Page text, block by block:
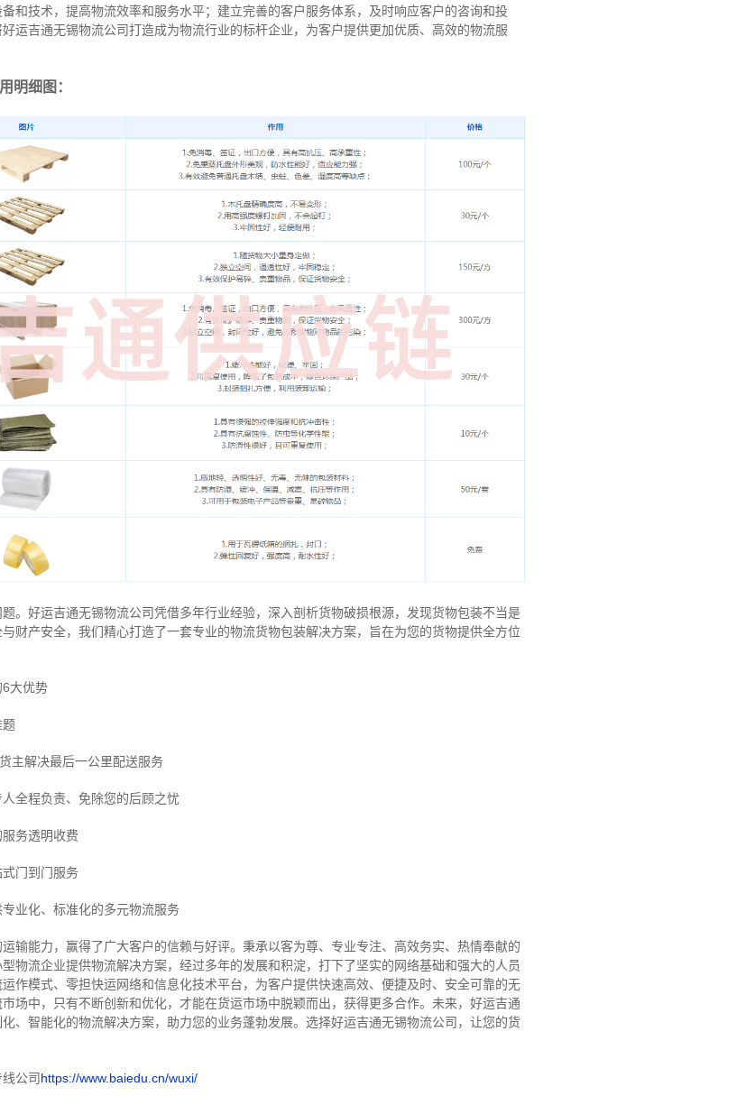
和技术，提高物流效率和服务水平；建立完善的客户服务体系，及时响应客户的咨询和投
运吉通无锡物流公司打造成为物流行业的标杆企业，为客户提供更加优质、高效的物流服
明细图：
。好运吉通无锡物流公司凭借多年行业经验，深入剖析货物破损根源，发现货物包装不当是
财产安全，我们精心打造了一套专业的物流货物包装解决方案，旨在为您的货物提供全方位
大优势
题
主解决最后一公里配送服务
全程负责、免除您的后顾之忧
务透明收费
门到门服务
业化、标准化的多元物流服务
输能力，赢得了广大客户的信赖与好评。 秉承以客为尊、专业专注、高效务实、热情奉献的
物流企业提供物流解决方案，经过多年的发展和积淀，打下了坚实的网络基础和强大的人员
作模式、零担快运网络和信息化技术平台，为客户提供快速高效、便捷及时、安全可靠的无
场中，只有不断创新和优化，才能在货运市场中脱颖而出，获得更多合作。 未来，好运吉通
、智能化的物流解决方案，助力您的业务蓬勃发展。选择好运吉通无锡物流公司，让您的货
公司https://www.baiedu.cn/wuxi/